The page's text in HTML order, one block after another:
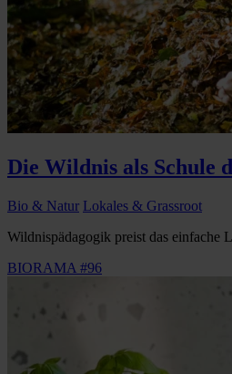
Die Wildnis als Schule
Bio & Natur Lokales & Grassroot
Wildnispädagogik preist das einfache
BIORAMA #96